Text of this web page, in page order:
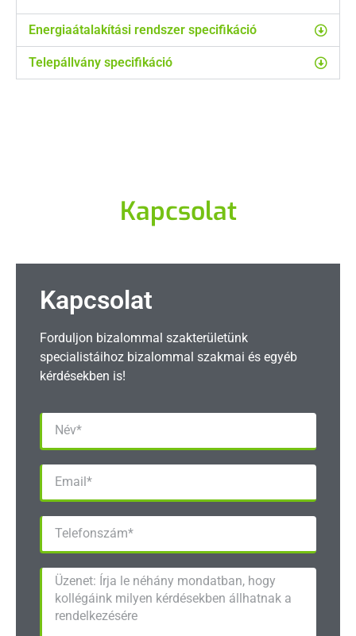
Energiaátalakítási rendszer specifikáció
Telepállvány specifikáció
Kapcsolat
Kapcsolat
Forduljon bizalommal szakterületünk
specialistáihoz bizalommal szakmai és egyéb
kérdésekben is!